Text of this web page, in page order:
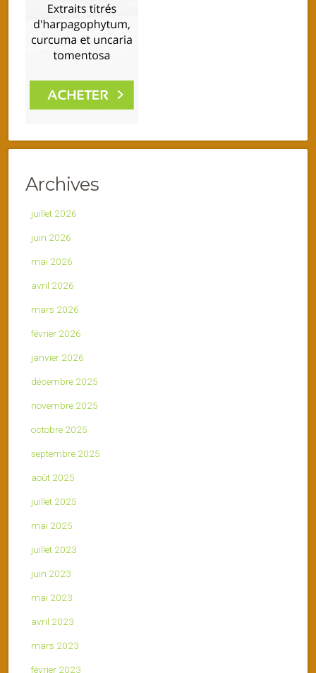
Archives
juillet 2026
juin 2026
mai 2026
avril 2026
mars 2026
février 2026
janvier 2026
décembre 2025
novembre 2025
octobre 2025
septembre 2025
août 2025
juillet 2025
mai 2025
juillet 2023
juin 2023
mai 2023
avril 2023
mars 2023
février 2023